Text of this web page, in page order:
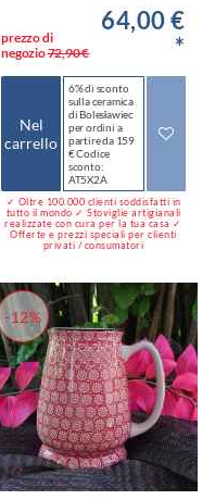
prezzo di
negozio72,90 €
64,00 €
*
Nel
carrello
6% di sconto
sulla ceramica
di Bolesławiec
per ordini a
partire da 159
€ Codice
sconto:
AT5X2A
✓ Oltre 100.000 clienti soddisfatti in
tutto il mondo ✓ Stoviglie artigianali
realizzate con cura per la tua casa ✓
Offerte e prezzi speciali per clienti
privati / consumatori
-12%